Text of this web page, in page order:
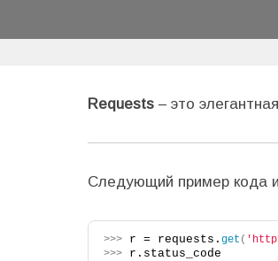
Requests – это
Следующий пример кода
>>> r = requests. get (
>>> r.status_code